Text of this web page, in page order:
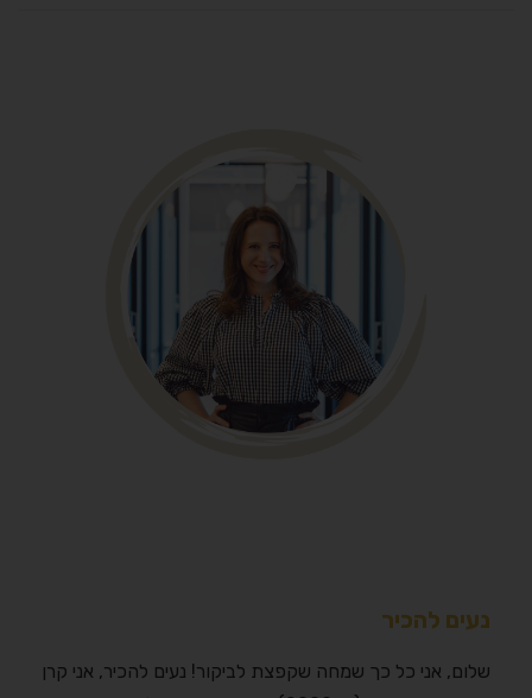
נעים להכיר
שלום, אני כל כך שמחה שקפצת לביקור! נעים להכיר, אני קרן